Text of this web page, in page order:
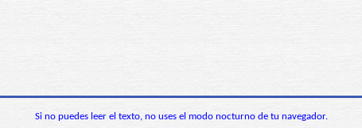
Si no puedes leer el texto, no uses el modo nocturno de tu navegador.